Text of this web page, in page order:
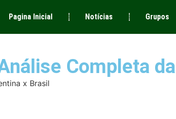
Pagina Inicial Notícias Grupos
Completa